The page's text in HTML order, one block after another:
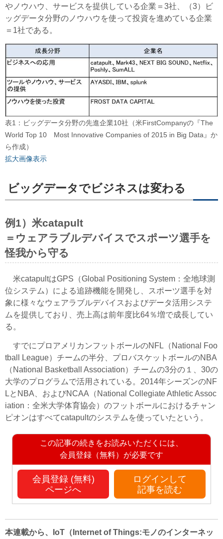
やノウハウ、サービスを提供している企業＝3社、（3）ビ
ッグデータ分野のノウハウを使って投資を進めている企業
＝1社である。
表1：ビッグデータ分野の先進企業10社（米FirstCompanyの『The
World Top 10 Most Innovative Companies of 2015 in Big Data』か
ら作成）
拡大画像表示
ビッグデータでビジネスは変わる
例1）米catapult
＝ウェアラブルデバイスでスポーツ選手を
怪我から守る
米catapultはGPS（Global Positioning System：全地球測
位システム）による追跡機能を開発し、スポーツ選手を対
象に様々なウェアラブルデバイスおよびデータ活用システ
ムを提供しており、売上高は前年度比64％増で成長してい
る。
すでにプロアメリカンフットボールのNFL（National Foo
tball League）チームの半分、プロバスケットボールのNBA
（National Basketball Association）チームの3分の１、30の
大学のプログラムで活用されている。2014年シーズンのNF
LとNBA、およびNCAA（National Collegiate Athletic Assoc
iation：全米大学体育協会）のフットボールにおけるチャン
ピオンはすべてcatapultのシステムを使っていたという。
この記事の続きをお読みいただくには、
会員登録（無料）が必要です
会員登録 (無料)
ページへ
ログインして
記事を読む
本連載から、IoT（Internet of Things:モノのインターネッ